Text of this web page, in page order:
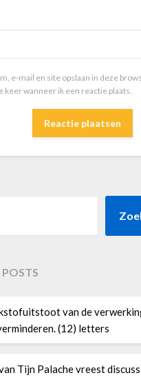
e-mail en site opslaan in deze
keer wanneer ik een reactie plaats.
POSTS
van de
(12) letters
Tijn Palache vreest